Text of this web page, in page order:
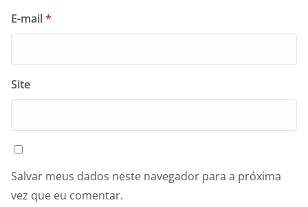
E-mail*
Site
Salvar meus dados neste navegador para a próxima
vez que eu comentar.